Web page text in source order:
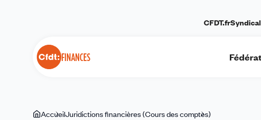
FINANCES
CFDT.fr
VousAccueilJuridictions financières (Cours des comptes)